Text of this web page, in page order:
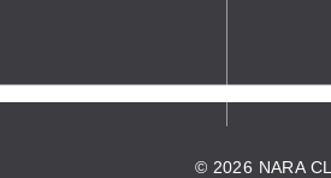
© 2026 NARA